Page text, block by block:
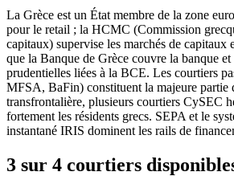
La Grèce est un État membre de la zone
pour le retail ; la HCMC (Commission
capitaux) supervise les marchés de capitaux
que la Banque de Grèce couvre la banque et
prudentielles liées à la BCE. Les courtiers
MFSA, BaFin) constituent la majeure partie
transfrontalière, plusieurs courtiers CySEC
fortement les résidents grecs. SEPA et le
instantané IRIS dominent les rails de
3 sur 4 courtiers